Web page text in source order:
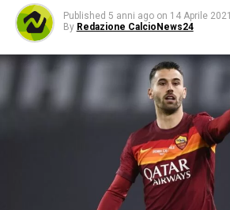
Published 5 anni ago on 14 Aprile 2021
By Redazione CalcioNews24